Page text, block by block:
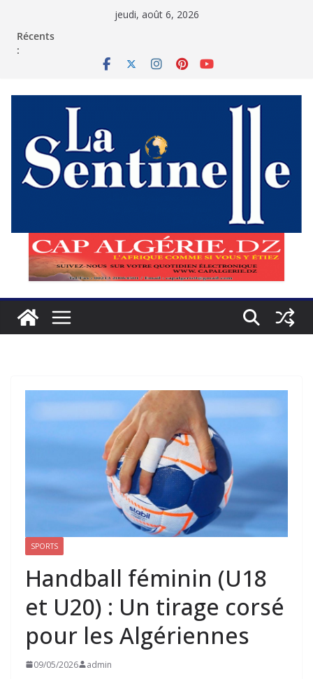
jeudi, août 6, 2026
Récents
:
SPORTS
Handball féminin (U18
et U20) : Un tirage corsé
pour les Algériennes
09/05/2026 admin